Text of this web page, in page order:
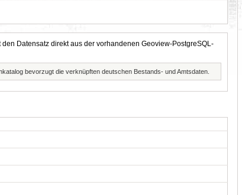
Datensatz direkt aus der vorhandenen Geoview-PostgreSQL-
bevorzugt die verknüpften deutschen Bestands- und Amtsdaten.